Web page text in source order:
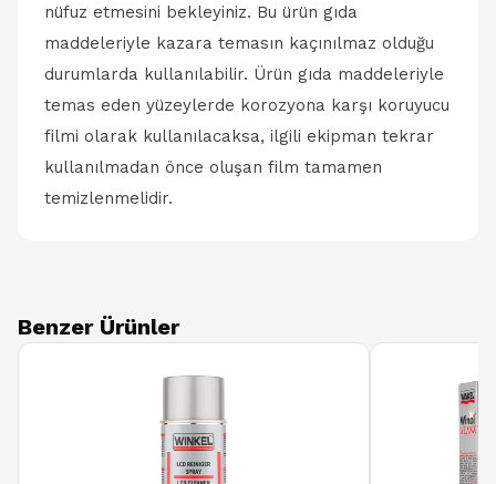
nüfuz etmesini bekleyiniz. Bu ürün gıda
maddeleriyle kazara temasın kaçınılmaz olduğu
durumlarda kullanılabilir. Ürün gıda maddeleriyle
temas eden yüzeylerde korozyona karşı koruyucu
filmi olarak kullanılacaksa, ilgili ekipman tekrar
kullanılmadan önce oluşan film tamamen
temizlenmelidir.
Benzer Ürünler